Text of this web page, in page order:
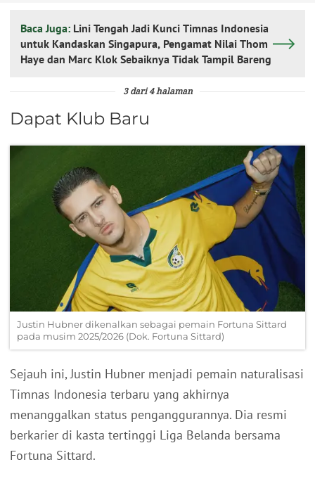
Baca Juga: Lini Tengah Jadi Kunci Timnas Indonesia
untuk Kandaskan Singapura, Pengamat Nilai Thom
Haye dan Marc Klok Sebaiknya Tidak Tampil Bareng
3 dari 4 halaman
Dapat Klub Baru
Justin Hubner dikenalkan sebagai pemain Fortuna Sittard
pada musim 2025/2026 (Dok. Fortuna Sittard)
Sejauh ini, Justin Hubner menjadi pemain naturalisasi
Timnas Indonesia terbaru yang akhirnya
menanggalkan status penganggurannya. Dia resmi
berkarier di kasta tertinggi Liga Belanda bersama
Fortuna Sittard.